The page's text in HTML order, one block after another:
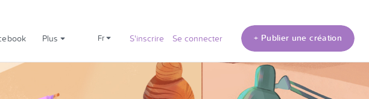
Plus fr S'inscrire Se connecter + Publier une création